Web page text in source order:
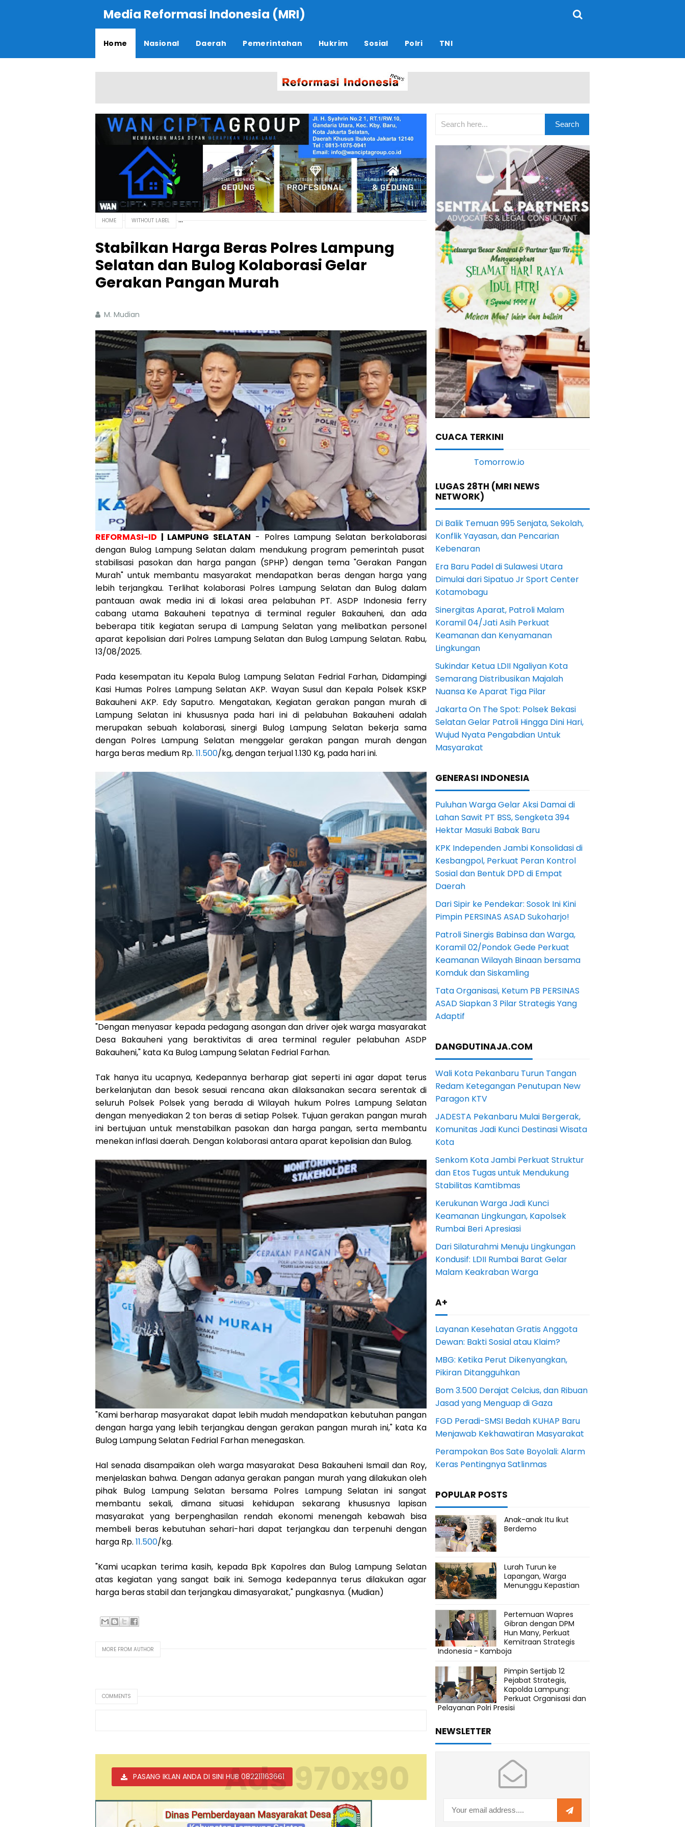
Media Reformasi Indonesia (MRI)
Home Nasional Daerah Pemerintahan Hukrim Sosial Polri TNI
HOME WITHOUT LABEL
Stabilkan Harga Beras Polres Lampung
Selatan dan Bulog Kolaborasi Gelar
Gerakan Pangan Murah
M. Mudian
REFORMASI-ID | LAMPUNG SELATAN - Polres Lampung Selatan berkolaborasi
dengan Bulog Lampung Selatan dalam mendukung program pemerintah pusat
stabilisasi pasokan dan harga pangan (SPHP) dengan tema "Gerakan Pangan
Murah" untuk membantu masyarakat mendapatkan beras dengan harga yang
lebih terjangkau. Terlihat kolaborasi Polres Lampung Selatan dan Bulog dalam
pantauan awak media ini di lokasi area pelabuhan PT. ASDP Indonesia ferry
cabang utama Bakauheni tepatnya di terminal reguler Bakauheni, dan ada
beberapa titik kegiatan serupa di Lampung Selatan yang melibatkan personel
aparat kepolisian dari Polres Lampung Selatan dan Bulog Lampung Selatan. Rabu,
13/08/2025.
Pada kesempatan itu Kepala Bulog Lampung Selatan Fedrial Farhan, Didampingi
Kasi Humas Polres Lampung Selatan AKP. Wayan Susul dan Kepala Polsek KSKP
Bakauheni AKP. Edy Saputro. Mengatakan, Kegiatan gerakan pangan murah di
Lampung Selatan ini khususnya pada hari ini di pelabuhan Bakauheni adalah
merupakan sebuah kolaborasi, sinergi Bulog Lampung Selatan bekerja sama
dengan Polres Lampung Selatan menggelar gerakan pangan murah dengan
harga beras medium Rp. 11.500/kg, dengan terjual 1.130 Kg, pada hari ini.
"Dengan menyasar kepada pedagang asongan dan driver ojek warga masyarakat
Desa Bakauheni yang beraktivitas di area terminal reguler pelabuhan ASDP
Bakauheni," kata Ka Bulog Lampung Selatan Fedrial Farhan.
Tak hanya itu ucapnya, Kedepannya berharap giat seperti ini agar dapat terus
berkelanjutan dan besok sesuai rencana akan dilaksanakan secara serentak di
seluruh Polsek Polsek yang berada di Wilayah hukum Polres Lampung Selatan
dengan menyediakan 2 ton beras di setiap Polsek. Tujuan gerakan pangan murah
ini bertujuan untuk menstabilkan pasokan dan harga pangan, serta membantu
menekan inflasi daerah. Dengan kolaborasi antara aparat kepolisian dan Bulog.
"Kami berharap masyarakat dapat lebih mudah mendapatkan kebutuhan pangan
dengan harga yang lebih terjangkau dengan gerakan pangan murah ini," kata Ka
Bulog Lampung Selatan Fedrial Farhan menegaskan.
Hal senada disampaikan oleh warga masyarakat Desa Bakauheni Ismail dan Roy,
menjelaskan bahwa. Dengan adanya gerakan pangan murah yang dilakukan oleh
pihak Bulog Lampung Selatan bersama Polres Lampung Selatan ini sangat
membantu sekali, dimana situasi kehidupan sekarang khususnya lapisan
masyarakat yang berpenghasilan rendah ekonomi menengah kebawah bisa
membeli beras kebutuhan sehari-hari dapat terjangkau dan terpenuhi dengan
harga Rp. 11.500/kg.
"Kami ucapkan terima kasih, kepada Bpk Kapolres dan Bulog Lampung Selatan
atas kegiatan yang sangat baik ini. Semoga kedepannya terus dilakukan agar
harga beras stabil dan terjangkau dimasyarakat," pungkasnya. (Mudian)
MORE FROM AUTHOR
COMMENTS
PASANG IKLAN ANDA DI SINI HUB 082211163661Ads 970x90
CUACA TERKINI
LUGAS 28TH (MRI NEWS
NETWORK)
Di Balik Temuan 995 Senjata, Sekolah,
Konflik Yayasan, dan Pencarian
Kebenaran
Era Baru Padel di Sulawesi Utara
Dimulai dari Sipatuo Jr Sport Center
Kotamobagu
Sinergitas Aparat, Patroli Malam
Koramil 04/Jati Asih Perkuat
Keamanan dan Kenyamanan
Lingkungan
Sukindar Ketua LDII Ngaliyan Kota
Semarang Distribusikan Majalah
Nuansa Ke Aparat Tiga Pilar
Jakarta On The Spot: Polsek Bekasi
Selatan Gelar Patroli Hingga Dini Hari,
Wujud Nyata Pengabdian Untuk
Masyarakat
GENERASI INDONESIA
Puluhan Warga Gelar Aksi Damai di
Lahan Sawit PT BSS, Sengketa 394
Hektar Masuki Babak Baru
KPK Independen Jambi Konsolidasi di
Kesbangpol, Perkuat Peran Kontrol
Sosial dan Bentuk DPD di Empat
Daerah
Dari Sipir ke Pendekar: Sosok Ini Kini
Pimpin PERSINAS ASAD Sukoharjo!
Patroli Sinergis Babinsa dan Warga,
Koramil 02/Pondok Gede Perkuat
Keamanan Wilayah Binaan bersama
Komduk dan Siskamling
Tata Organisasi, Ketum PB PERSINAS
ASAD Siapkan 3 Pilar Strategis Yang
Adaptif
DANGDUTINAJA.COM
Wali Kota Pekanbaru Turun Tangan
Redam Ketegangan Penutupan New
Paragon KTV
JADESTA Pekanbaru Mulai Bergerak,
Komunitas Jadi Kunci Destinasi Wisata
Kota
Senkom Kota Jambi Perkuat Struktur
dan Etos Tugas untuk Mendukung
Stabilitas Kamtibmas
Kerukunan Warga Jadi Kunci
Keamanan Lingkungan, Kapolsek
Rumbai Beri Apresiasi
Dari Silaturahmi Menuju Lingkungan
Kondusif: LDII Rumbai Barat Gelar
Malam Keakraban Warga
A+
Layanan Kesehatan Gratis Anggota
Dewan: Bakti Sosial atau Klaim?
MBG: Ketika Perut Dikenyangkan,
Pikiran Ditangguhkan
Bom 3.500 Derajat Celcius, dan Ribuan
Jasad yang Menguap di Gaza
FGD Peradi-SMSI Bedah KUHAP Baru
Menjawab Kekhawatiran Masyarakat
Perampokan Bos Sate Boyolali: Alarm
Keras Pentingnya Satlinmas
POPULAR POSTS
Anak-anak Itu Ikut
Berdemo
Lurah Turun ke
Lapangan, Warga
Menunggu Kepastian
Pertemuan Wapres
Gibran dengan DPM
Hun Many, Perkuat
Kemitraan Strategis
Indonesia - Kamboja
Pimpin Sertijab 12
Pejabat Strategis,
Kapolda Lampung:
Perkuat Organisasi dan
Pelayanan Polri Presisi
NEWSLETTER